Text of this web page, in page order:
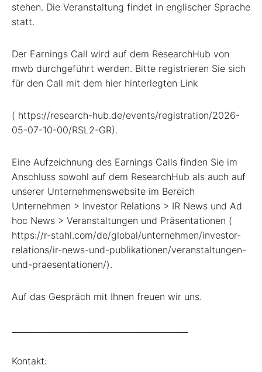
stehen. Die Veranstaltung findet in englischer Sprache
statt.
Der Earnings Call wird auf dem ResearchHub von
mwb durchgeführt werden. Bitte registrieren Sie sich
für den Call mit dem hier hinterlegten Link
( https://research-hub.de/events/registration/2026-
05-07-10-00/RSL2-GR).
Eine Aufzeichnung des Earnings Calls finden Sie im
Anschluss sowohl auf dem ResearchHub als auch auf
unserer Unternehmenswebsite im Bereich
Unternehmen > Investor Relations > IR News und Ad
hoc News > Veranstaltungen und Präsentationen (
https://r-stahl.com/de/global/unternehmen/investor-
relations/ir-news-und-publikationen/veranstaltungen-
und-praesentationen/).
Auf das Gespräch mit Ihnen freuen wir uns.
Kontakt: